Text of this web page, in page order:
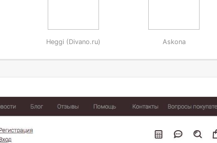
Heggi (Divano.ru) Askona